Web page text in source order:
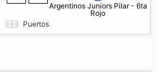
Argentinos Juniors Pilar - 6ta
Rojo
Puertos